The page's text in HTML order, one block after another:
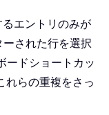
エントリのみが
された行を選択
ードショートカッ
れらの重複をさっ